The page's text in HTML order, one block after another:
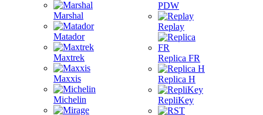
Marshal
Matador
Maxtrek
Maxxis
Michelin
PDW
Replay
Replica FR
Replica H
RepliKey